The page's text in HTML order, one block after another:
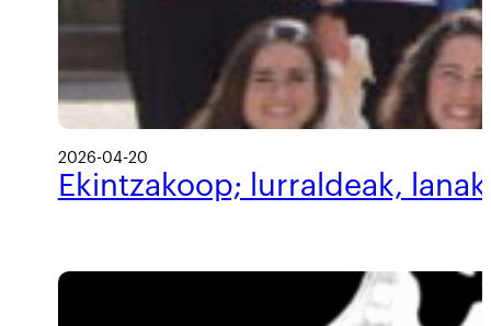
2026-04-20
Ekintzakoop; lurraldeak,